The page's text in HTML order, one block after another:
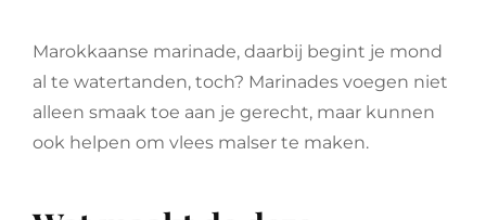
Marokkaanse marinade, daarbij begint je mond
al te watertanden, toch? Marinades voegen niet
alleen smaak toe aan je gerecht, maar kunnen
ook helpen om vlees malser te maken.